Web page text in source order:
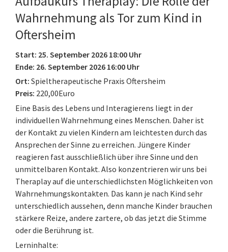
Wahrnehmung als Tor zum Kind in
Oftersheim
Start: 25. September 2026 18:00 Uhr
Ende: 26. September 2026 16:00 Uhr
Ort: Spieltherapeutische Praxis Oftersheim
Preis: 220,00Euro
Eine Basis des Lebens und Interagierens liegt in der
individuellen Wahrnehmung eines Menschen. Daher ist
der Kontakt zu vielen Kindern am leichtesten durch das
Ansprechen der Sinne zu erreichen. Jüngere Kinder
reagieren fast ausschließlich über ihre Sinne und den
unmittelbaren Kontakt. Also konzentrieren wir uns bei
Theraplay auf die unterschiedlichsten Möglichkeiten von
Wahrnehmungskontakten. Das kann je nach Kind sehr
unterschiedlich aussehen, denn manche Kinder brauchen
stärkere Reize, andere zartere, ob das jetzt die Stimme
oder die Berührung ist.
Lerninhalte: